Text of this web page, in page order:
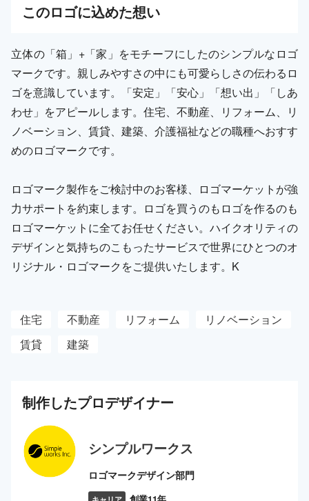
このロゴに込めた想い
立体の「箱」+「家」をモチーフにしたのシンプルなロゴ
マークです。親しみやすさの中にも可愛らしさの伝わるロ
ゴを意識しています。「安定」「安心」「想い出」「しあ
わせ」をアピールします。住宅、不動産、リフォーム、リ
ノベーション、賃貸、建築、介護福祉などの職種へおすす
めのロゴマークです。
ロゴマーク製作をご検討中のお客様、ロゴマーケットが強
力サポートを約束します。ロゴを買うのもロゴを作るのも
ロゴマーケットに全てお任せください。ハイクオリティの
デザインと気持ちのこもったサービスで世界にひとつのオ
リジナル・ロゴマークをご提供いたします。K
住宅 不動産 リフォーム
リノベーション
賃貸
建築
制作したプロデザイナー
シンプルワークス
ロゴマークデザイン部門